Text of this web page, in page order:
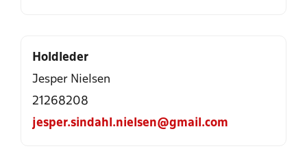
Holdleder
Jesper Nielsen
21268208
jesper.sindahl.nielsen@gmail.com